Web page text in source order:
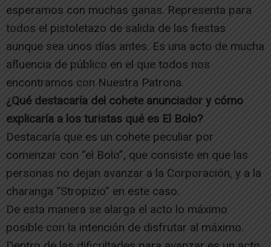
esperamos con muchas ganas. Representa para
todos el pistoletazo de salida de las fiestas
aunque sea unos días antes. Es una acto de mucha
afluencia de público en el que todos nos
encontramos con Nuestra Patrona.
¿Qué destacaría del cohete anunciador y cómo
explicaría a los turistas qué es El Bolo?
Destacaría que es un cohete peculiar por
comenzar con “el Bolo”, que consiste en que las
personas no dejan avanzar a la Corporación, y a la
charanga “Stropizio” en este caso.
De esta manera se alarga el acto lo máximo
posible con la intención de disfrutar al máximo.